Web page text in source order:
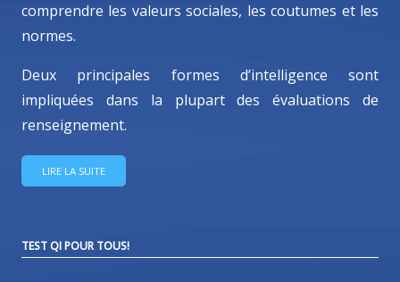
comprendre les valeurs sociales, les coutumes et les
normes.
Deux principales formes d’intelligence sont
impliquées dans la plupart des évaluations de
renseignement.
LIRE LA SUITE
TEST QI POUR TOUS!